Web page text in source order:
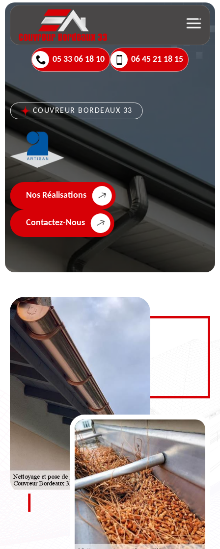
05 33 06 18 10 06 45 21 18 15
COUVREUR BORDEAUX 33
Nos Réalisations
Contactez-Nous